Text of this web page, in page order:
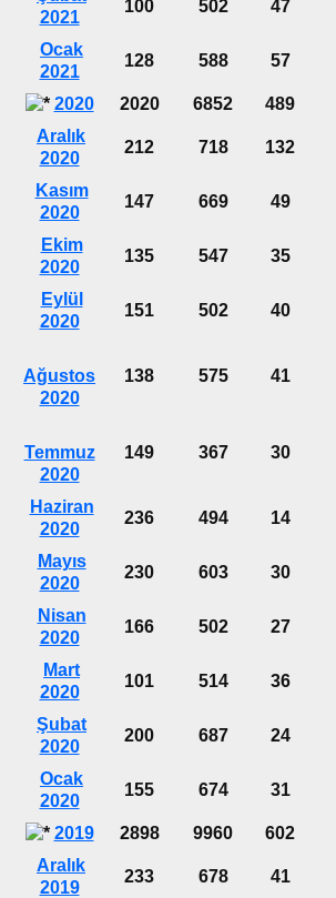
2021
100 502 47
Ocak
2021
128 588 57
2020 2020 6852 489
Aralık
2020
212 718 132
Kasım
2020
147 669 49
Ekim
2020
135 547 35
Eylül
2020
151 502 40
Ağustos
2020
138 575 41
Temmuz
2020
149 367 30
Haziran
2020
236 494 14
Mayıs
2020
230 603 30
Nisan
2020
166 502 27
Mart
2020
101 514 36
Şubat
2020
200 687 24
Ocak
2020
155 674 31
2019 2898 9960 602
Aralık
2019
233 678 41